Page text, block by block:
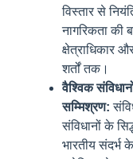
विस्तार से
नागरिकता की
क्षेत्राधिकार
शर्तों तक।
वैश्विक
सम्मिश्रण:
संविधानों के
भारतीय